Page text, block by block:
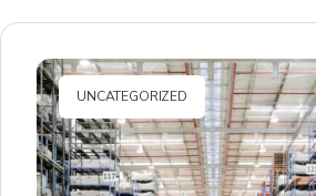
UNCATEGORIZED